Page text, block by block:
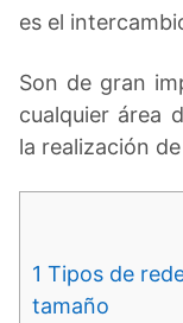
es el
Son de gran
cualquier área
la realización
1 Tipos de
tamaño